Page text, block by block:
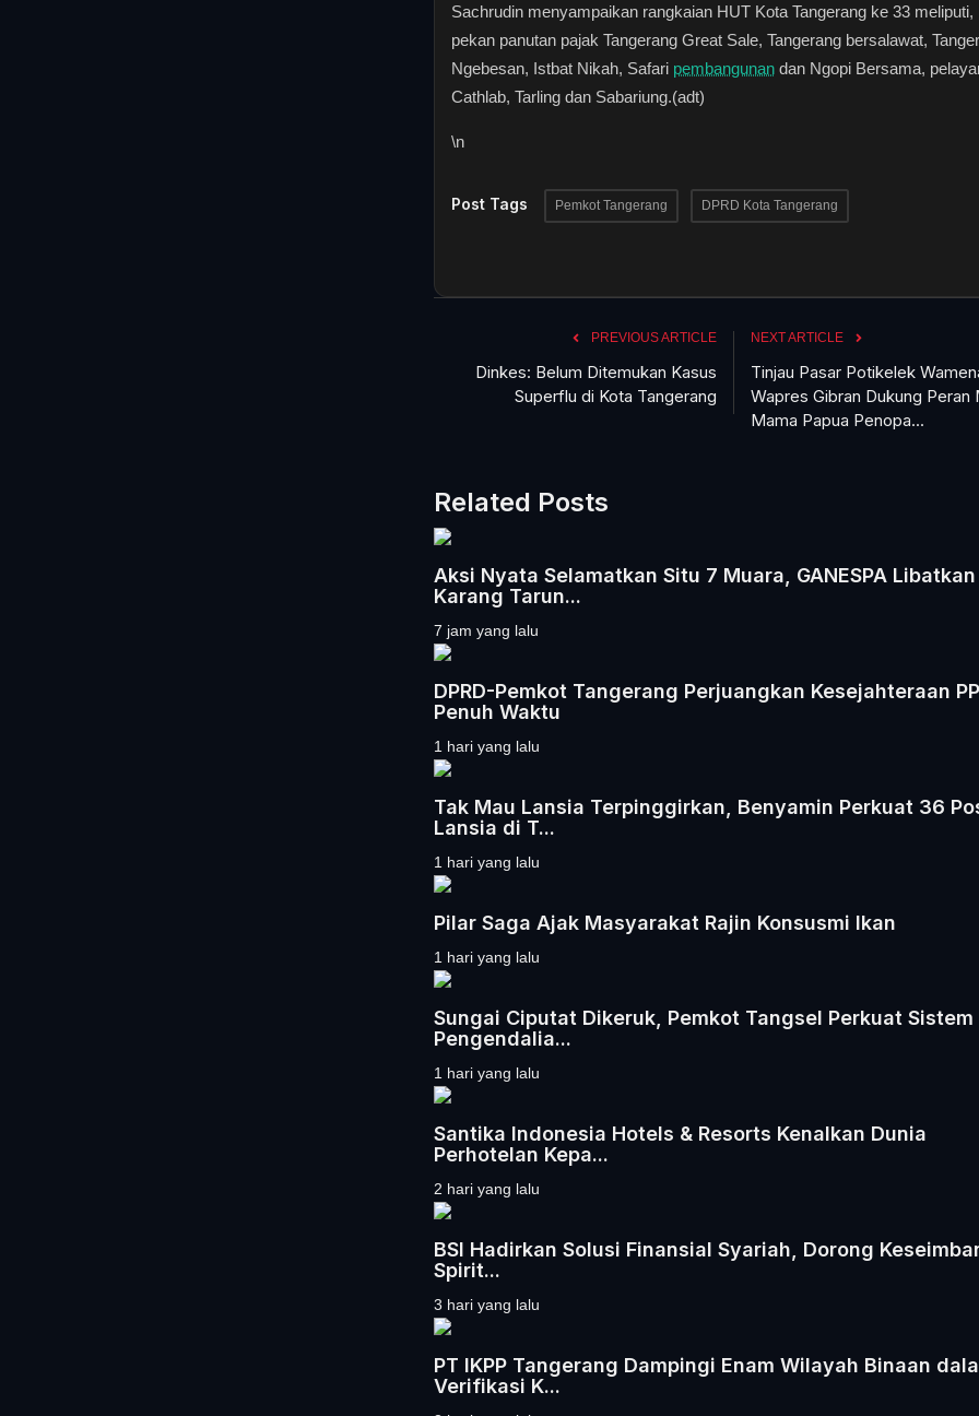
Sachrudin menyampaikan rangkaian HUT Kota Tangerang ke 33 meliputi,
pekan panutan pajak Tangerang Great Sale, Tangerang bersalawat,
Ngebesan, Istbat Nikah, Safari pembangunan dan Ngopi Bersama,
Cathlab, Tarling dan Sabariung.(adt)
\n
Post Tags Pemkot Tangerang DPRD Kota Tangerang
PREVIOUS ARTICLE
Dinkes: Belum Ditemukan Kasus
Superflu di Kota Tangerang
NEXT ARTICLE
Tinjau Pasar Potikelek
Wapres Gibran Dukung Peran
Mama Papua Penopa...
Related Posts
Aksi Nyata Selamatkan Situ 7 Muara, GANESPA Libatkan
Karang Tarun...
7 jam yang lalu
DPRD-Pemkot Tangerang Perjuangkan Kesejahteraan
Penuh Waktu
1 hari yang lalu
Tak Mau Lansia Terpinggirkan, Benyamin Perkuat 36
Lansia di T...
1 hari yang lalu
Pilar Saga Ajak Masyarakat Rajin Konsusmi Ikan
1 hari yang lalu
Sungai Ciputat Dikeruk, Pemkot Tangsel Perkuat Sistem
Pengendalia...
1 hari yang lalu
Santika Indonesia Hotels & Resorts Kenalkan Dunia
Perhotelan Kepa...
2 hari yang lalu
BSI Hadirkan Solusi Finansial Syariah, Dorong
Spirit...
3 hari yang lalu
PT IKPP Tangerang Dampingi Enam Wilayah Binaan
Verifikasi K...